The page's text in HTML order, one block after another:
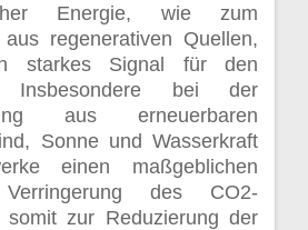
Energie, wie zum
regenerativen Quellen,
starkes Signal für den
Insbesondere bei der
aus erneuerbaren
Sonne und Wasserkraft
einen maßgeblichen
des CO2-
somit zur Reduzierung der